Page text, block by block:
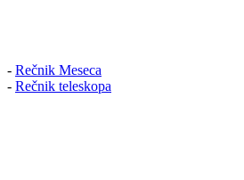
- Rečnik Meseca
- Rečnik teleskopa